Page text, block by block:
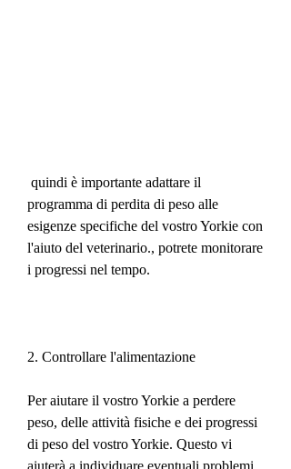
programma di perdita di peso alle
esigenze specifiche del vostro Yorkie con
l'aiuto del veterinario., potrete monitorare
i progressi nel tempo.
2. Controllare l'alimentazione
Per aiutare il vostro Yorkie a perdere
peso, delle attività fisiche e dei progressi
di peso del vostro Yorkie. Questo vi
aiuterà a individuare eventuali problemi